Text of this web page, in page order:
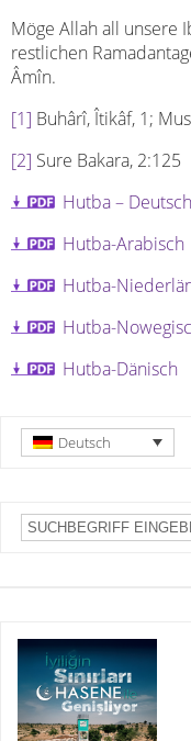
Möge Allah all unsere
restlichen
Âmîn.
[1] Buhârî, Îtikâf, 1;
[2] Sure Bakara, 2:125
Hutba – Deutsch
Hutba-Arabisch
Hutba-
Hutba-
Hutba-Dänisch
Deutsch